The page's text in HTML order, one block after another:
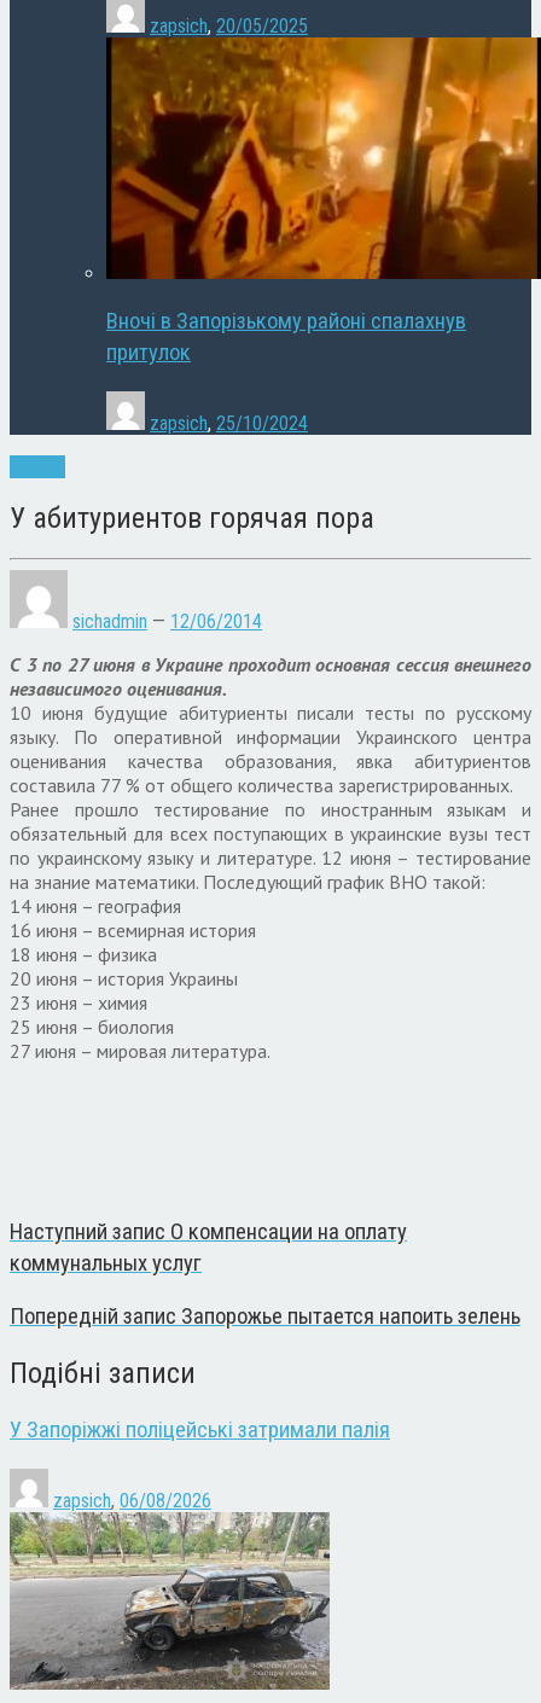
zapsich, 20/05/2025
Вночі в Запорізькому районі спалахнув
притулок
zapsich, 25/10/2024
У абитуриентов горячая пора
sichadmin — 12/06/2014
С 3 по 27 июня в Украине проходит основная сессия внешнего
независимого оценивания.
10 июня будущие абитуриенты писали тесты по русскому
языку. По оперативной информации Украинского центра
оценивания качества образования, явка абитуриентов
составила 77 % от общего количества зарегистрированных.
Ранее прошло тестирование по иностранным языкам и
обязательный для всех поступающих в украинские вузы тест
по украинскому языку и литературе. 12 июня – тестирование
на знание математики. Последующий график ВНО такой:
14 июня – география
16 июня – всемирная история
18 июня – физика
20 июня – история Украины
23 июня – химия
25 июня – биология
27 июня – мировая литература.
Наступний запис О компенсации на оплату
коммунальных услуг
Попередній запис Запорожье пытается напоить зелень
Подібні записи
У Запоріжжі поліцейські затримали палія
zapsich, 06/08/2026